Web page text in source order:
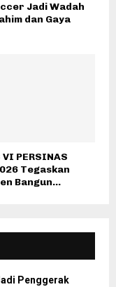
Jadi Wadah
dan Gaya
VI PERSINAS
Tegaskan
Bangun...
Penggerak